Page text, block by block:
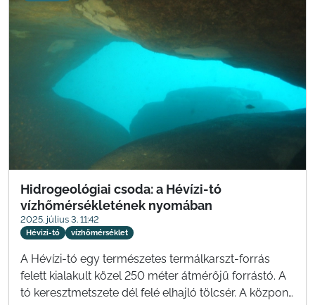
Hidrogeológiai csoda: a Hévízi-tó
vízhőmérsékletének nyomában
2025. július 3. 11:42
Hévizi-tó vízhőmérséklet
A Hévízi-tó egy természetes termálkarszt-forrás
felett kialakult közel 250 méter átmérőjű forrástó. A
tó keresztmetszete dél felé elhajló tölcsér. A központi